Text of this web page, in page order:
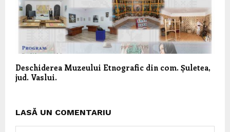
Deschiderea Muzeului Etnografic din com. Șuletea,
jud. Vaslui.
LASĂ UN COMENTARIU